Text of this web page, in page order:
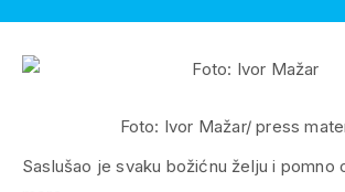
Foto: Ivor Mažar/ press
Saslušao je svaku božićnu želju i pomno